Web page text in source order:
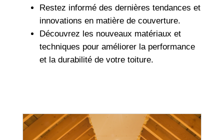
Restez informé des dernières tendances et
innovations en matière de couverture.
Découvrez les nouveaux matériaux et
techniques pour améliorer la performance
et la durabilité de votre toiture.